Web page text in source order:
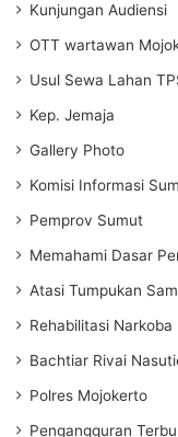
Kunjungan Audiensi
OTT wartawan
Usul Sewa Lahan
Kep. Jemaja
Gallery Photo
Komisi Informasi
Pemprov Sumut
Memahami Dasar
Atasi Tumpukan
Rehabilitasi Narkoba
Bachtiar Rivai
Polres Mojokerto
Pengangguran